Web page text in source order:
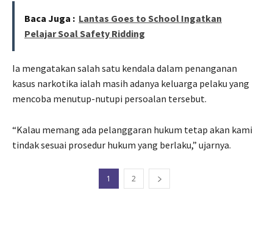
Baca Juga : Lantas Goes to School Ingatkan
Pelajar Soal Safety Ridding
Ia mengatakan salah satu kendala dalam penanganan
kasus narkotika ialah masih adanya keluarga pelaku yang
mencoba menutup-nutupi persoalan tersebut.
“Kalau memang ada pelanggaran hukum tetap akan kami
tindak sesuai prosedur hukum yang berlaku,” ujarnya.
1 2